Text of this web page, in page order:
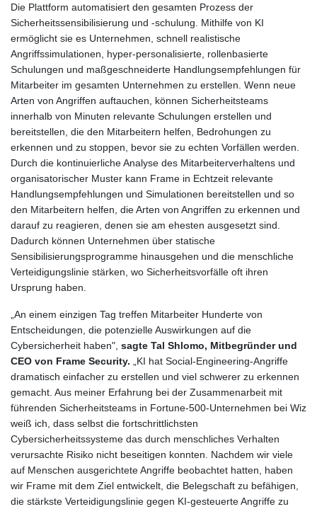
Die Plattform automatisiert den gesamten Prozess der
Sicherheitssensibilisierung und -schulung. Mithilfe von KI
ermöglicht sie es Unternehmen, schnell realistische
Angriffssimulationen, hyper-personalisierte, rollenbasierte
Schulungen und maßgeschneiderte Handlungsempfehlungen für
Mitarbeiter im gesamten Unternehmen zu erstellen. Wenn neue
Arten von Angriffen auftauchen, können Sicherheitsteams
innerhalb von Minuten relevante Schulungen erstellen und
bereitstellen, die den Mitarbeitern helfen, Bedrohungen zu
erkennen und zu stoppen, bevor sie zu echten Vorfällen werden.
Durch die kontinuierliche Analyse des Mitarbeiterverhaltens und
organisatorischer Muster kann Frame in Echtzeit relevante
Handlungsempfehlungen und Simulationen bereitstellen und so
den Mitarbeitern helfen, die Arten von Angriffen zu erkennen und
darauf zu reagieren, denen sie am ehesten ausgesetzt sind.
Dadurch können Unternehmen über statische
Sensibilisierungsprogramme hinausgehen und die menschliche
Verteidigungslinie stärken, wo Sicherheitsvorfälle oft ihren
Ursprung haben.
„An einem einzigen Tag treffen Mitarbeiter Hunderte von
Entscheidungen, die potenzielle Auswirkungen auf die
Cybersicherheit haben", sagte Tal Shlomo, Mitbegründer und
CEO von Frame Security.
„KI hat Social-Engineering-Angriffe
dramatisch einfacher zu erstellen und viel schwerer zu erkennen
gemacht. Aus meiner Erfahrung bei der Zusammenarbeit mit
führenden Sicherheitsteams in Fortune-500-Unternehmen bei Wiz
weiß ich, dass selbst die fortschrittlichsten
Cybersicherheitssysteme das durch menschliches Verhalten
verursachte Risiko nicht beseitigen konnten. Nachdem wir viele
auf Menschen ausgerichtete Angriffe beobachtet hatten, haben
wir Frame mit dem Ziel entwickelt, die Belegschaft zu befähigen,
die stärkste Verteidigungslinie gegen KI-gesteuerte Angriffe zu